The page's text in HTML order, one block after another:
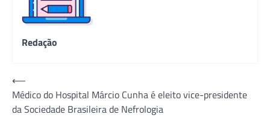
Redação
Navegação
de
Post
⟵
Médico do Hospital Márcio Cunha é eleito vice-presidente
da Sociedade Brasileira de Nefrologia